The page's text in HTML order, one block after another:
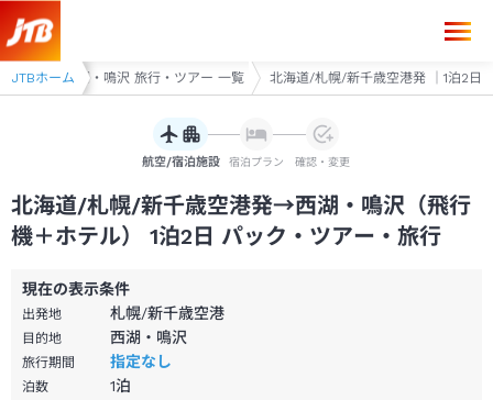
JTBホーム
アー 西湖・鳴沢 旅行・ツアー 一覧 北海道/札幌/新千歳空港発 ｜1泊2日
航空/宿泊施設 宿泊プラン 確認・変更
北海道/札幌/新千歳空港発→西湖・鳴沢（飛行
機＋ホテル） 1泊2日 パック・ツアー・旅行
現在の表示条件
出発地 札幌/新千歳空港
目的地 西湖・鳴沢
旅行期間 指定なし
泊数 1泊